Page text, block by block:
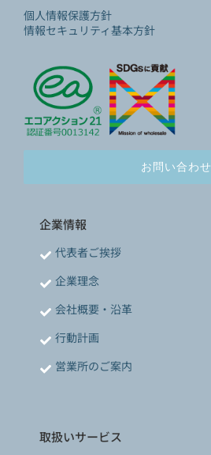
個人情報保護方針
情報セキュリティ基本方針
お問い合わせ
企業情報
代表者ご挨拶
企業理念
会社概要・沿革
行動計画
営業所のご案内
取扱いサービス